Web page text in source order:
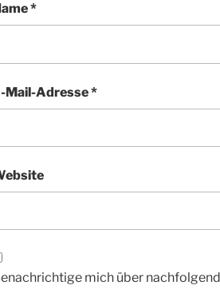
*
Mail-Adresse*
mich über